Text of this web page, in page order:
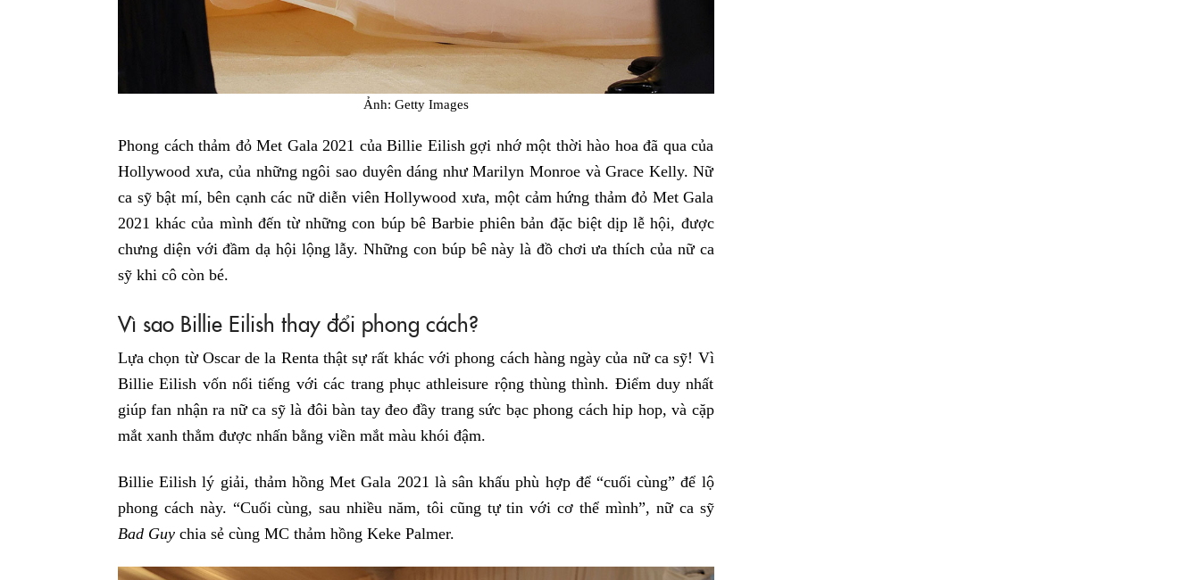
Ảnh: Getty Images
Phong cách thảm đỏ Met Gala 2021 của Billie Eilish gợi nhớ một thời hào hoa đã qua của
Hollywood xưa, của những ngôi sao duyên dáng như Marilyn Monroe và Grace Kelly. Nữ
ca sỹ bật mí, bên cạnh các nữ diễn viên Hollywood xưa, một cảm hứng thảm đỏ Met Gala
2021 khác của mình đến từ những con búp bê Barbie phiên bản đặc biệt dịp lễ hội, được
chưng diện với đầm dạ hội lộng lẫy. Những con búp bê này là đồ chơi ưa thích của nữ ca
sỹ khi cô còn bé.
Vì sao Billie Eilish thay đổi phong cách?
Lựa chọn từ Oscar de la Renta thật sự rất khác với phong cách hàng ngày của nữ ca sỹ! Vì
Billie Eilish vốn nổi tiếng với các trang phục athleisure rộng thùng thình. Điểm duy nhất
giúp fan nhận ra nữ ca sỹ là đôi bàn tay đeo đầy trang sức bạc phong cách hip hop, và cặp
mắt xanh thẳm được nhấn bằng viền mắt màu khói đậm.
Billie Eilish lý giải, thảm hồng Met Gala 2021 là sân khấu phù hợp để “cuối cùng” để lộ
phong cách này. “Cuối cùng, sau nhiều năm, tôi cũng tự tin với cơ thể mình”, nữ ca sỹ
Bad Guy chia sẻ cùng MC thảm hồng Keke Palmer.